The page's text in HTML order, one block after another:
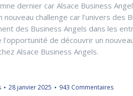
dernier car Alsace Business
challenge car l’univers des
des Business Angels dans les
de découvrir un
Alsace Business Angels.
28 janvier 2025
943 Commentaires